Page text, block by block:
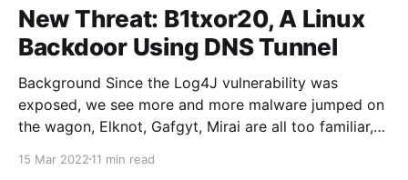
“.рф” 和“.su”从互联网撤销[1]，但ICANN并没有认同这份
请求[2]。近日，我们注意到俄罗斯相关的一些国家基础设
施网站的证书被证书机构陆续吊销。 360Netlab成立之后
不久就通过主动、被动相结合的方式收集网络数字证书，
并以此为基础构建了网络证书数据库CertDB。目前该库包
含证书规模和涉及的IP端口数据达到十亿级，历史数据可
追溯超过5年，是360Netlab基础数据分析系统DNSMon
的重要组成部分。此外360Netlab同时运营着的网络空间
New Threat: B1txor20, A Linux
Backdoor Using DNS Tunnel
Background Since the Log4J vulnerability was
exposed, we see more and more malware jumped on
the wagon, Elknot, Gafgyt, Mirai are all too familiar,
captured an unknown ELF file propagating through
15 Mar 2022 11 min read